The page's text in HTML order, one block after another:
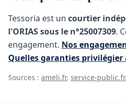
Tessoria est un courtier
l'ORIAS sous le n°25007309.
engagement. Nos
Quelles garanties privilégier
Sources : ameli.fr, service-public.fr,